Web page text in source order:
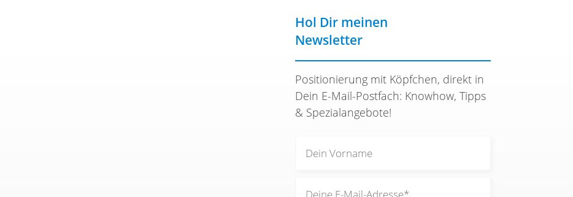
Hol Dir meinen
Newsletter
Positionierung mit Köpfchen, direkt in
Dein E-Mail-Postfach: Knowhow, Tipps
& Spezialangebote!